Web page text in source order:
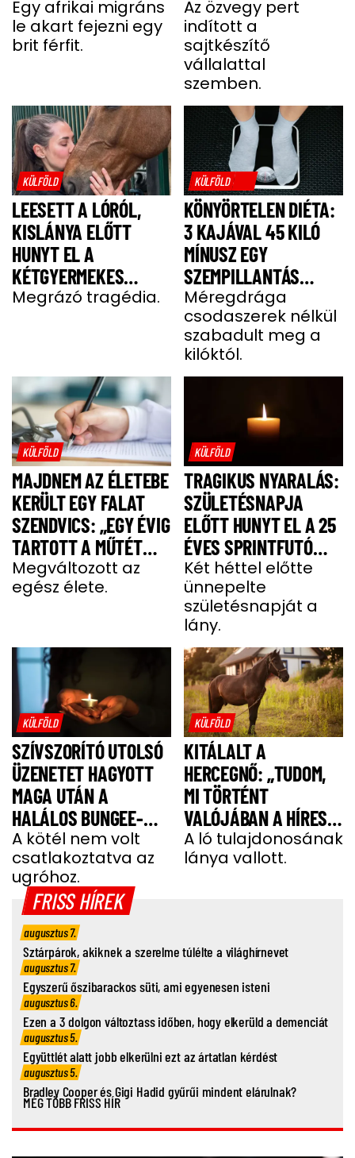
LÁNGOKBAN ÁLL A
MIGRÁNSERŐSZAK
MIATT
Egy afrikai migráns
le akart fejezni egy
brit férfit.
SAJT MIATT HALT MEG
A FÉRJ
Az özvegy pert
indított a
sajtkészítő
vállalattal
szemben.
KÜLFÖLD
LEESETT A LÓRÓL,
KISLÁNYA ELŐTT
HUNYT EL A
KÉTGYERMEKES
DONATELLA
Megrázó tragédia.
KÜLFÖLD
KÖNYÖRTELEN DIÉTA:
3 KAJÁVAL 45 KILÓ
MÍNUSZ EGY
SZEMPILLANTÁS
ALATT
Méregdrága
csodaszerek nélkül
szabadult meg a
kilóktól.
KÜLFÖLD
MAJDNEM AZ ÉLETEBE
KERÜLT EGY FALAT
SZENDVICS: „EGY ÉVIG
TARTOTT A MŰTÉT
UTÁNI FELÉPÜLÉS”
Megváltozott az
egész élete.
KÜLFÖLD
TRAGIKUS NYARALÁS:
SZÜLETÉSNAPJA
ELŐTT HUNYT EL A 25
ÉVES SPRINTFUTÓ
LÁNY
Két héttel előtte
ünnepelte
születésnapját a
lány.
KÜLFÖLD
SZÍVSZORÍTÓ UTOLSÓ
ÜZENETET HAGYOTT
MAGA UTÁN A
HALÁLOS BUNGEE-
UGRÁS ELŐTT A
FIATAL NŐ
A kötél nem volt
csatlakoztatva az
ugróhoz.
KÜLFÖLD
KITÁLALT A
HERCEGNŐ: „TUDOM,
MI TÖRTÉNT
VALÓJÁBAN A HÍRES
SHERGAR CSŐDÖRREL”
A ló tulajdonosának
lánya vallott.
FRISS HÍREK
augusztus 7.
Sztárpárok, akiknek a szerelme túlélte a világhírnevet
augusztus 7.
Egyszerű őszibarackos süti, ami egyenesen isteni
augusztus 6.
Ezen a 3 dolgon változtass időben, hogy elkerüld a demenciát
augusztus 5.
Együttlét alatt jobb elkerülni ezt az ártatlan kérdést
augusztus 5.
Bradley Cooper és Gigi Hadid gyűrűi mindent elárulnak?
MÉG TÖBB FRISS HÍR